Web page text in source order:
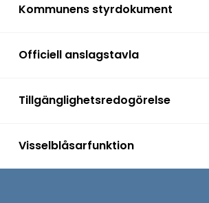
Kommunens styrdokument
Officiell anslagstavla
Tillgänglighetsredogörelse
Visselblåsarfunktion